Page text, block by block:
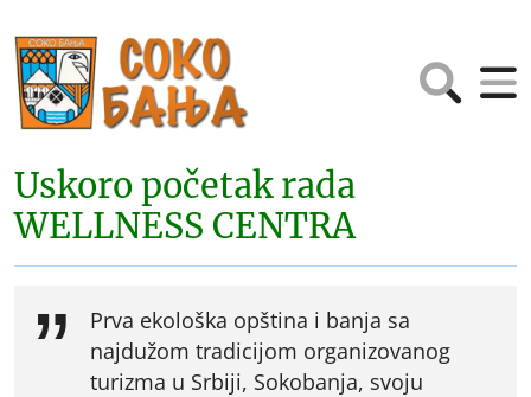
Uskoro početak rada
WELLNESS CENTRA
Prva ekološka opština i banja sa
najdužom tradicijom organizovanog
turizma u Srbiji, Sokobanja, svoju